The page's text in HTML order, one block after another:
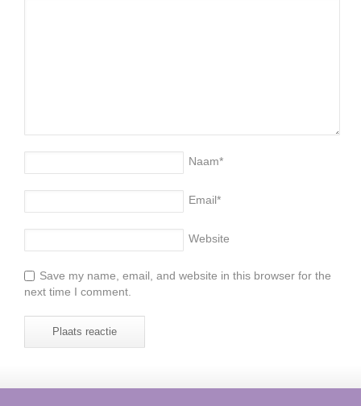
Naam*
Email*
Website
Save my name, email, and website in this browser for the
next time I comment.